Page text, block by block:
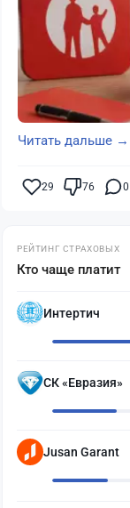
Читать дальше →
29 76 0
РЕЙТИНГ СТРАХОВЫХ
Кто чаще платит
Интертич
СК «Евразия»
Jusan Garant